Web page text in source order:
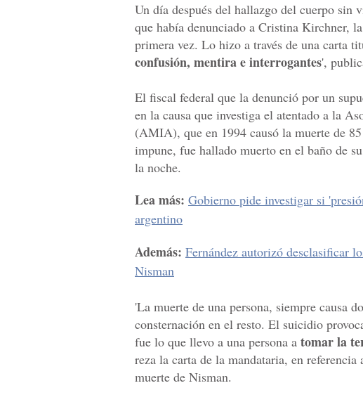
Un día después del hallazgo del cuerpo sin
que había denunciado a Cristina Kirchner,
primera vez. Lo hizo a través de una carta
confusión, mentira e interrogantes',
El fiscal federal que la denunció por un
en la causa que investiga el atentado a la
(AMIA), que en 1994 causó la muerte de
impune, fue hallado muerto en el baño de
la noche.
Lea más: Gobierno pide investigar si
argentino
Además: Fernández autorizó desclasificar
Nisman
'La muerte de una persona, siempre causa
consternación en el resto. El suicidio
fue lo que llevo a una persona a tomar la
reza la carta de la mandataria, en
muerte de Nisman.